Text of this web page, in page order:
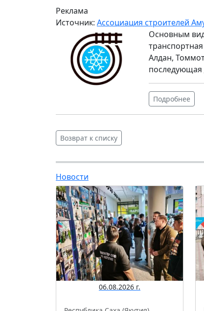
Реклама
Источник: Ассоциация строителей
Основным
Алдан,
последующая
Подробнее
Возврат к списку
Новости
06.08.2026 г.